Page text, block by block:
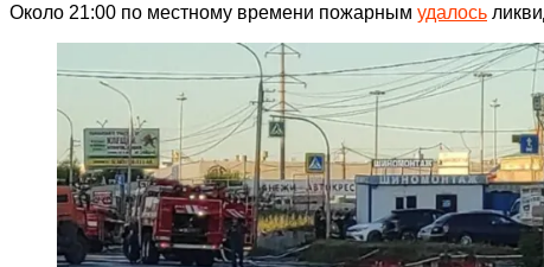
Около 21:00 по местному времени пожарным удалось